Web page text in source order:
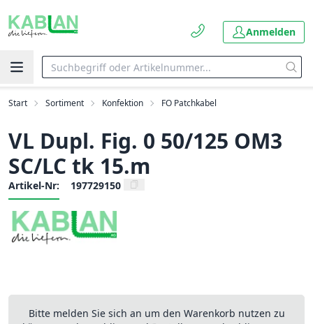
Anmelden
Start Sortiment Konfektion FO Patchkabel
VL Dupl. Fig. 0 50/125 OM3
SC/LC tk 15.m
Artikel-Nr: 197729150
Bitte melden Sie sich an um den Warenkorb nutzen zu